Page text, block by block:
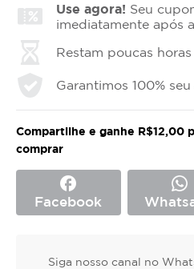
Use agora! Seu
imediatamente após
Restam poucas
Garantimos 100%
Compartilhe e ganhe R$12,00
comprar
facebook
Facebook
Siga nosso canal no